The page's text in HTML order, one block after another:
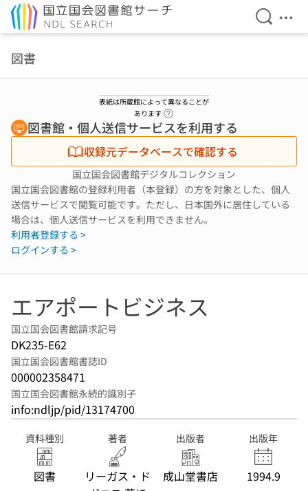
検索を
メ
図書
表紙は所蔵館によって異なることが
あります
図書館・個人送信サービスを利用する
収録元データベースで確認する
国立国会図書館デジタルコレクション
国立国会図書館の登録利用者（本登録）の方を対象とした、個人
送信サービスで閲覧可能です。ただし、日本国外に居住している
場合は、個人送信サービスを利用できません。
利用者登録する >
ログインする >
エアポートビジネス
国立国会図書館請求記号
DK235-E62
国立国会図書館書誌ID
000002358471
国立国会図書館永続的識別子
info:ndljp/pid/13174700
資料種別
図書
著者
リーガス・ド
出版者
成山堂書店
出版年
1994.9